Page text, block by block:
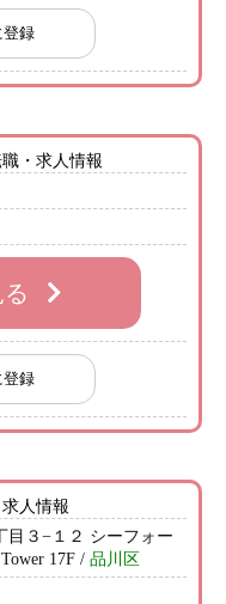
登録
・求人情報
登録
人情報
目３−１２ シーフォー
17F / 品川区